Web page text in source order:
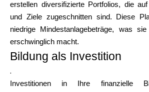
erstellen diversifizierte Portfolios, die
und Ziele zugeschnitten sind. Diese
niedrige Mindestanlagebeträge, was
erschwinglich macht.
Bildung als Investition
.
Investitionen in Ihre finanzielle